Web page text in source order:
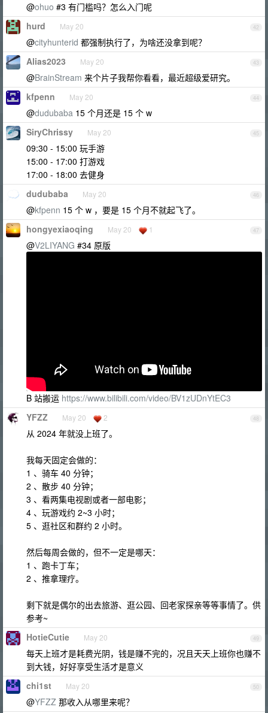
@ohuo #3 有门槛吗？怎么入门呢
42
hurd May 20
@cityhunterid 都强制执行了，为啥还没拿到呢？
43
Alias2023 May 20
@BrainStream 来个片子我帮你看看，最近超级爱研究。
44
kfpenn May 20
@dudubaba 15 个月还是 15 个 w
45
SiryChrissy May 20
09:30 - 15:00 玩手游
15:00 - 17:00 打游戏
17:00 - 18:00 去健身
46
dudubaba May 20
@kfpenn 15 个 w ，要是 15 个月不就起飞了。
47
hongyexiaoqing May 20 1
@V2LIYANG #34 原版
B 站搬运 https://www.bilibili.com/video/BV1zUDnYtEC3
48
YFZZ May 20 2
从 2024 年就没上班了。
我每天固定会做的：
1 、骑车 40 分钟；
2 、散步 40 分钟；
3 、看两集电视剧或者一部电影；
4 、玩游戏约 2~3 小时；
5 、逛社区和群约 2 小时。
然后每周会做的，但不一定是哪天：
1 、跑卡丁车；
2 、推拿理疗。
剩下就是偶尔的出去旅游、逛公园、回老家探亲等等事情了。供
参考~
49
HotieCutie May 20
每天上班才是耗费光阴，钱是赚不完的，况且天天上班你也赚不
到大钱，好好享受生活才是意义
50
chi1st May 20
@YFZZ 那收入从哪里来呢？